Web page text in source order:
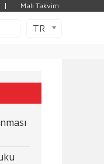
Mali Takvim
TR